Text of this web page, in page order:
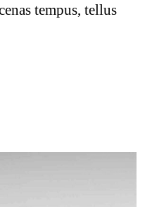
tempus, tellus